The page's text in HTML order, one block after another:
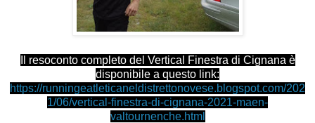
Il resoconto completo del Vertical Finestra di Cignana è
disponibile a questo link:
https://runningeatleticaneldistrettonovese.blogspot.com/202
1/06/vertical-finestra-di-cignana-2021-maen-
valtournenche.html